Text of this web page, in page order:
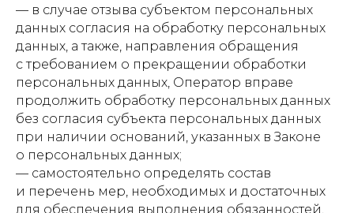
— в случае отзыва субъектом персональных
данных согласия на обработку персональных
данных, а также, направления обращения
с требованием о прекращении обработки
персональных данных, Оператор вправе
продолжить обработку персональных данных
без согласия субъекта персональных данных
при наличии оснований, указанных в Законе
о персональных данных;
— самостоятельно определять состав
и перечень мер, необходимых и достаточных
для обеспечения выполнения обязанностей,